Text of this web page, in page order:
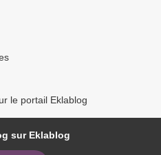
le portail Eklablog
sur Eklablog